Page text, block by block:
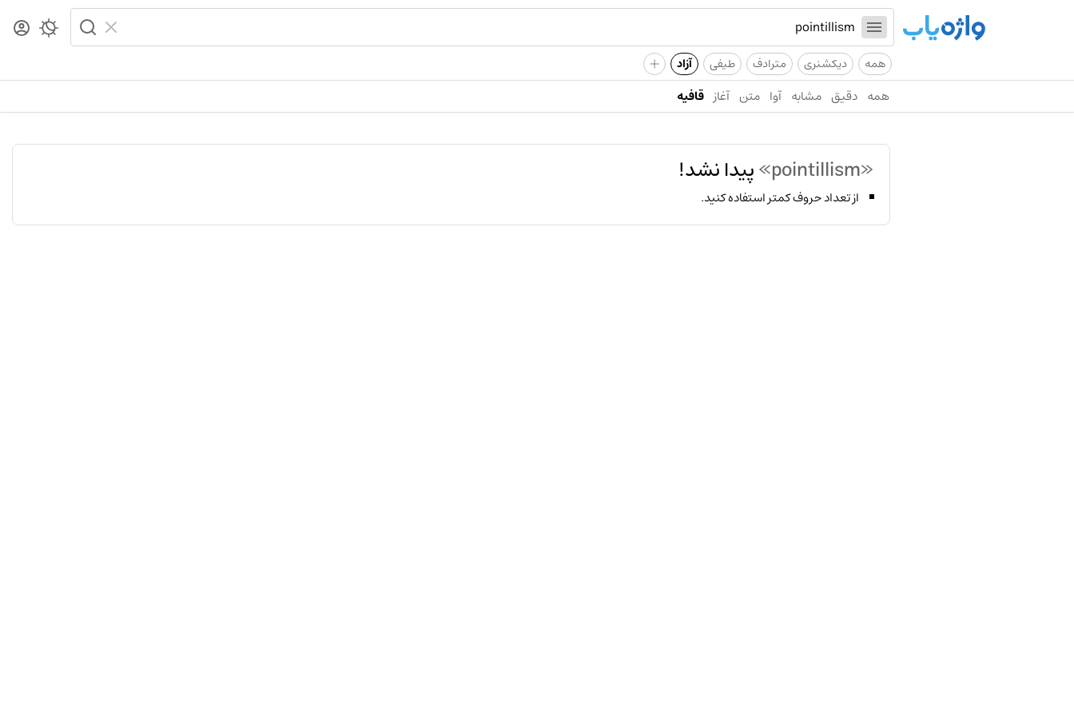
همه دیکشنری مترادف طیفی آزاد +
همه دقیق مشابه آوا متن آغاز قافیه
«pointillism» پیدا نشد!
از تعداد حروف کمتر استفاده کنید.